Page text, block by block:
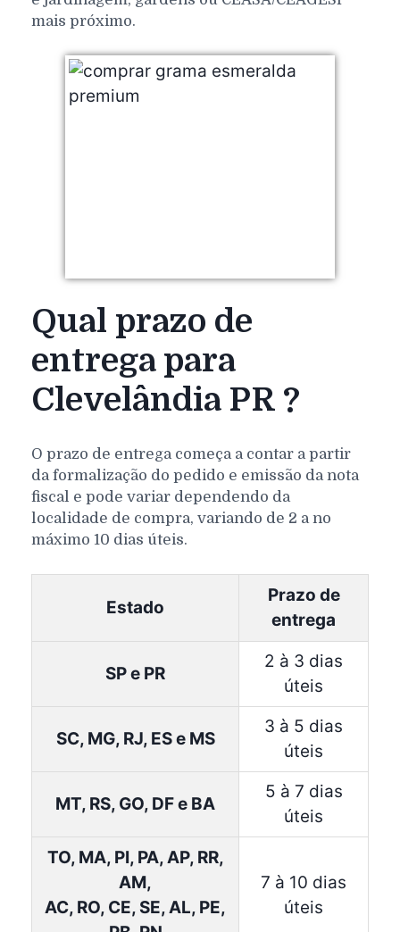
mais próximo.
Qual prazo de
entrega para
Clevelândia PR ?
O prazo de entrega começa a contar a partir
da formalização do pedido e emissão da nota
fiscal e pode variar dependendo da
localidade de compra, variando de 2 a no
máximo 10 dias úteis.
Estado
Prazo de
entrega
SP e PR
2 à 3 dias
úteis
SC, MG, RJ, ES e MS
3 à 5 dias
úteis
MT, RS, GO, DF e BA
5 à 7 dias
úteis
TO, MA, PI, PA, AP, RR,
AM,
AC, RO, CE, SE, AL, PE,
7 à 10 dias
úteis